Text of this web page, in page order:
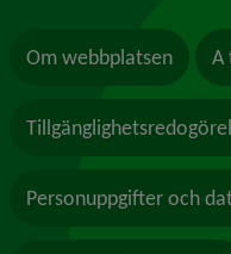
Om webbplatsen A
Personuppgifter och